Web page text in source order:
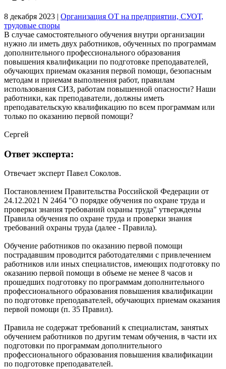
8 декабря 2023 | Организация ОТ на предприятии, СУОТ,
трудовые споры
В случае самостоятельного обучения внутри организации
нужно ли иметь двух работников, обученных по программам
дополнительного профессионального образования
повышения квалификации по подготовке преподавателей,
обучающих приемам оказания первой помощи, безопасным
методам и приемам выполнения работ, правилам
использования СИЗ, работам повышенной опасности? Наши
работники, как преподаватели, должны иметь
преподавательскую квалификацию по всем программам или
только по оказанию первой помощи?
Сергей
Ответ эксперта:
Отвечает эксперт Павел Соколов.
Постановлением Правительства Российской Федерации от
24.12.2021 N 2464 "О порядке обучения по охране труда и
проверки знания требований охраны труда" утверждены
Правила обучения по охране труда и проверки знания
требований охраны труда (далее - Правила).
Обучение работников по оказанию первой помощи
пострадавшим проводится работодателями с привлечением
работников или иных специалистов, имеющих подготовку по
оказанию первой помощи в объеме не менее 8 часов и
прошедших подготовку по программам дополнительного
профессионального образования повышения квалификации
по подготовке преподавателей, обучающих приемам оказания
первой помощи (п. 35 Правил).
Правила не содержат требований к специалистам, занятых
обучением работников по другим темам обучения, в части их
подготовки по программам дополнительного
профессионального образования повышения квалификации
по подготовке преподавателей.